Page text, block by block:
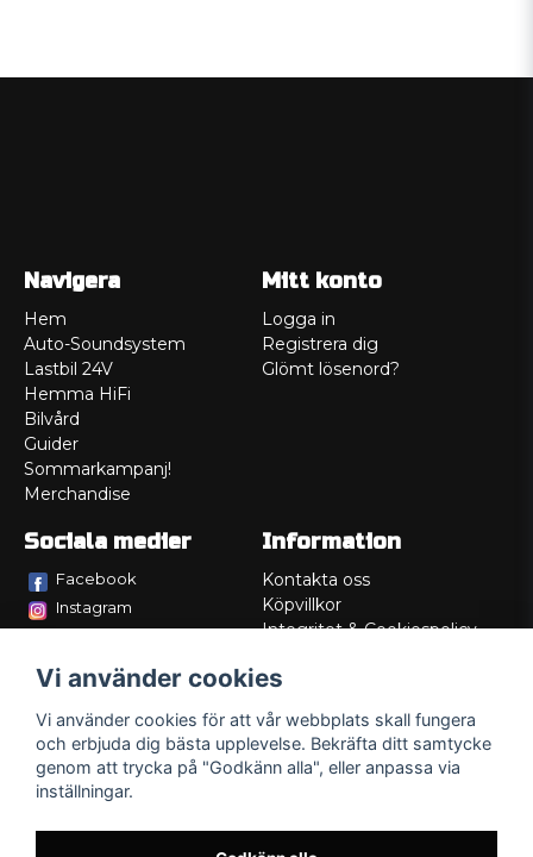
Navigera
Hem
Auto-Soundsystem
Lastbil 24V
Hemma HiFi
Bilvård
Guider
Sommarkampanj!
Merchandise
Mitt konto
Logga in
Registrera dig
Glömt lösenord?
Sociala medier
Facebook
Instagram
Information
Kontakta oss
Köpvillkor
Integritet & Cookiespolicy
Service/Garanti
Lådritning
Om oss
Vi använder cookies
Vi använder cookies för att vår webbplats skall fungera
och erbjuda dig bästa upplevelse. Bekräfta ditt samtycke
genom att trycka på "Godkänn alla", eller anpassa via
inställningar.